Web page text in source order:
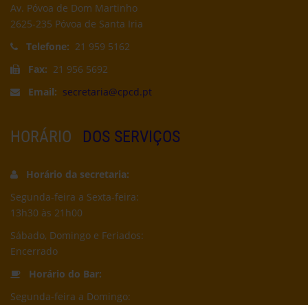
Av. Póvoa de Dom Martinho
2625-235 Póvoa de Santa Iria
Telefone: 21 959 5162
Fax: 21 956 5692
Email: secretaria@cpcd.pt
HORÁRIO DOS SERVIÇOS
Horário da secretaria:
Segunda-feira a Sexta-feira:
13h30 às 21h00
Sábado, Domingo e Feriados:
Encerrado
Horário do Bar:
Segunda-feira a Domingo: